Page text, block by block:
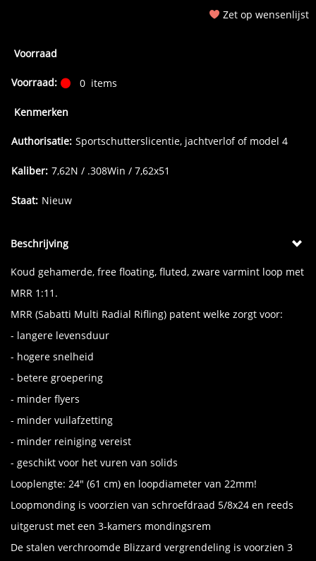
Zet op wensenlijst
Voorraad
Voorraad: 0 items
Kenmerken
Authorisatie: Sportschutterslicentie, jachtverlof of model 4
Kaliber: 7,62N / .308Win / 7,62x51
Staat: Nieuw
Beschrijving
Koud gehamerde, free floating, fluted, zware varmint loop met
MRR 1:11.
MRR (Sabatti Multi Radial Rifling) patent welke zorgt voor:
- langere levensduur
- hogere snelheid
- betere groepering
- minder flyers
- minder vuilafzetting
- minder reiniging vereist
- geschikt voor het vuren van solids
Looplengte: 24" (61 cm) en loopdiameter van 22mm!
Loopmonding is voorzien van schroefdraad 5/8x24 en reeds
uitgerust met een 3-kamers mondingsrem
De stalen verchroomde Blizzard vergrendeling is voorzien 3